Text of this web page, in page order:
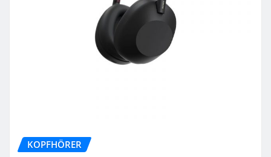
KOPFHÖRER